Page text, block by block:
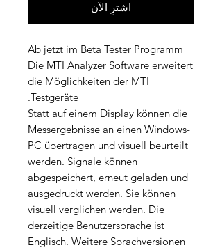
اشترِ الآن
Ab jetzt im Beta Tester Programm
Die MTI Analyzer Software erweitert
die Möglichkeiten der MTI
Testgeräte.
Statt auf einem Display können die
Messergebnisse an einen Windows-
PC übertragen und visuell beurteilt
werden. Signale können
abgespeichert, erneut geladen und
ausgedruckt werden. Sie können
visuell verglichen werden. Die
derzeitige Benutzersprache ist
Englisch. Weitere Sprachversionen